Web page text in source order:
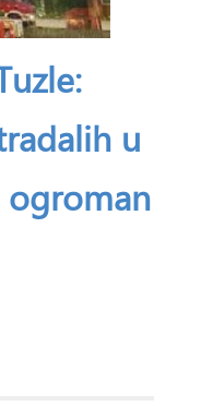
u
ogroman